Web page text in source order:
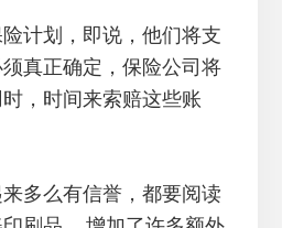
计划，即说，他们将支
真正确定，保险公司将
，时间来索赔这些账
多么有信誉，都要阅读